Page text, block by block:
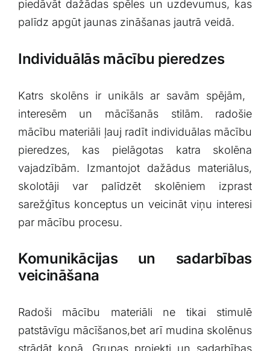
piedāvāt ⁣dažādas spēles⁣ un‌ uzdevumus, kas
palīdz⁣ apgūt jaunas zināšanas jautrā ⁤veidā.
Individuālās mācību pieredzes
Katrs skolēns ir ⁢unikāls ar savām spējām, ​
interesēm un mācīšanās stilām. radošie​
mācību materiāli ļauj radīt‌ individuālas mācību
pieredzes, ⁤kas pielāgotas katra skolēna
vajadzībām.​ Izmantojot ⁤dažādus materiālus,
skolotāji var palīdzēt skolēniem izprast
sarežģītus konceptus ⁤un ⁢veicināt​ viņu interesi
par mācību procesu.
Komunikācijas un sadarbības
veicināšana
Radoši mācību materiāli ⁣ne tikai ‍stimulē
patstāvīgu ​mācīšanos,bet arī mudina skolēnus